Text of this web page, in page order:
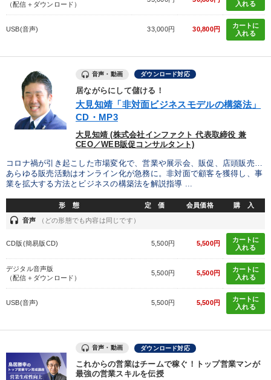
ドラッカー 労務問題・人事対策
※「更新」を押すと「カテゴリー」「目的別」「キーワード」を更新いただけます。
タグから探す
すべての音声・動画（全2077タイトル）からお探しいただけます
タグ・キーワード
M&A モノづくり リベラルアーツ
多様性・ダイバーシティ 運勢・先見 稲盛和夫
ビジネスモデル 資産保全 企業成長 井上和弘
銀行交渉
※「更新」を押すと「タグ・キーワード」を更新いただけます。
（配信＋ダウンロード）
入れる
USB(音声) 33,000円 30,800円
カートに
入れる
音声・動画 ダウンロード対応
居ながらにして儲ける！
大見知靖「非対面ビジネスモデルの構築法」
CD・MP3
大見知靖 (株式会社インファクト 代表取締役 兼
CEO／WEB販促コンサルタント)
コロナ禍が引き起こした市場変化で、営業や展示会、販促、店頭販売…
あらゆる販売活動はオンライン化が急務に。非対面で顧客を獲得し、事
業を拡大する方法とビジネスの構築法を解説指導 ...
形 態 定 価 会員価格 購 入
headset 音声 （どの形態でも内容は同じです）
CD版(簡易版CD) 5,500円 5,500円
カートに
入れる
デジタル音声版
（配信＋ダウンロード）
5,500円 5,500円
カートに
入れる
USB(音声) 5,500円 5,500円
カートに
入れる
音声・動画 ダウンロード対応
これからの営業はチームで稼ぐ！トップ営業マンが
最強の営業スキルを伝授